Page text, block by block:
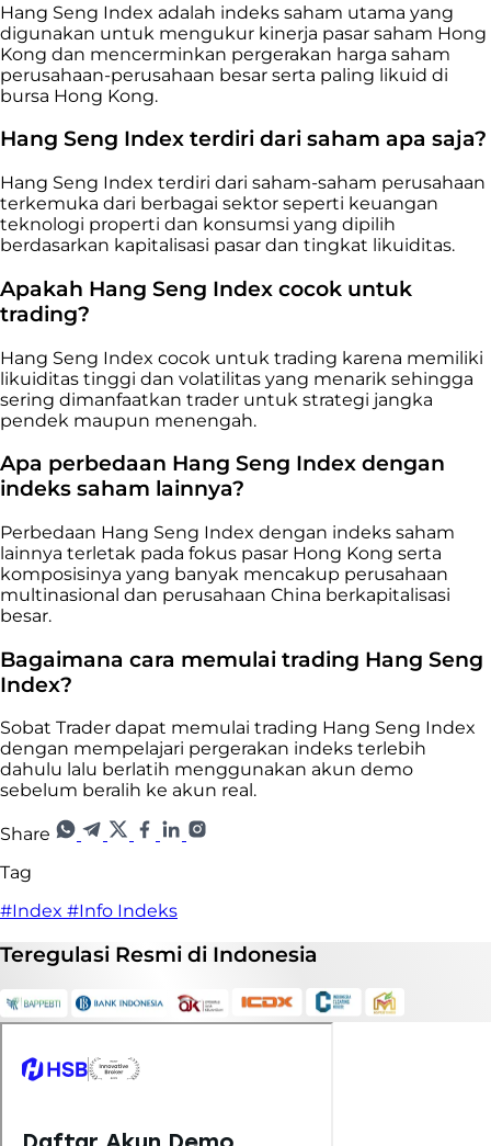
Hang Seng Index adalah indeks saham utama yang
digunakan untuk mengukur kinerja pasar saham Hong
Kong dan mencerminkan pergerakan harga saham
perusahaan-perusahaan besar serta paling likuid di
bursa Hong Kong.
Hang Seng Index terdiri dari saham apa saja?
Hang Seng Index terdiri dari saham-saham perusahaan
terkemuka dari berbagai sektor seperti keuangan
teknologi properti dan konsumsi yang dipilih
berdasarkan kapitalisasi pasar dan tingkat likuiditas.
Apakah Hang Seng Index cocok untuk
trading?
Hang Seng Index cocok untuk trading karena memiliki
likuiditas tinggi dan volatilitas yang menarik sehingga
sering dimanfaatkan trader untuk strategi jangka
pendek maupun menengah.
Apa perbedaan Hang Seng Index dengan
indeks saham lainnya?
Perbedaan Hang Seng Index dengan indeks saham
lainnya terletak pada fokus pasar Hong Kong serta
komposisinya yang banyak mencakup perusahaan
multinasional dan perusahaan China berkapitalisasi
besar.
Bagaimana cara memulai trading Hang Seng
Index?
Sobat Trader dapat memulai trading Hang Seng Index
dengan mempelajari pergerakan indeks terlebih
dahulu lalu berlatih menggunakan akun demo
sebelum beralih ke akun real.
Share
Tag
#Index #Info Indeks
Teregulasi Resmi di Indonesia